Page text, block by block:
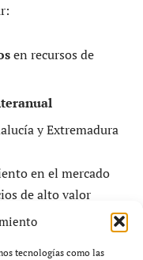
tecnologías como las
en recursos de
y Extremadura
en el mercado
de alto valor